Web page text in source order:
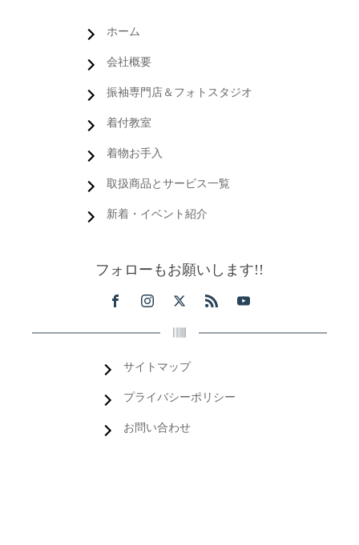
ホーム
会社概要
振袖専門店＆フォトスタジオ
着付教室
着物お手入
取扱商品とサービス一覧
新着・イベント紹介
フォローもお願いします!!
サイトマップ
プライバシーポリシー
お問い合わせ